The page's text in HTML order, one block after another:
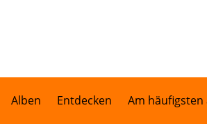
Alben Entdecken Am häufigsten